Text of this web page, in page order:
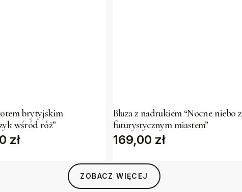
brytyjskim
wśród róż”
zł
has
multiple
variants.
may
Bluza z nadrukiem “Nocne niebo z
futurystycznym miastem”
169,00 zł
ZOBACZ WIĘCEJ